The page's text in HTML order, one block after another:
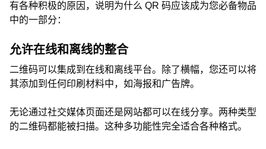
有各种积极的原因，说明为什么 QR 码应该成为您必备物品
中的一部分：
允许在线和离线的整合
二维码可以集成到在线和离线平台。除了横幅，您还可以将
其添加到任何印刷材料中，如海报和广告牌。
无论通过社交媒体页面还是网站都可以在线分享。两种类型
的二维码都能被扫描。这种多功能性完全适合各种格式。